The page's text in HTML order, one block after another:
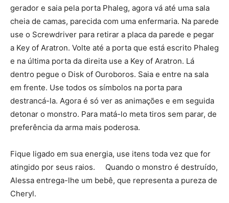
gerador e saia pela porta Phaleg, agora vá até uma sala
cheia de camas, parecida com uma enfermaria. Na parede
use o Screwdriver para retirar a placa da parede e pegar
a Key of Aratron. Volte até a porta que está escrito Phaleg
e na última porta da direita use a Key of Aratron. Lá
dentro pegue o Disk of Ouroboros. Saia e entre na sala
em frente. Use todos os símbolos na porta para
destrancá-la. Agora é só ver as animações e em seguida
detonar o monstro. Para matá-lo meta tiros sem parar, de
preferência da arma mais poderosa.
Fique ligado em sua energia, use itens toda vez que for
atingido por seus raios. Quando o monstro é destruído,
Alessa entrega-lhe um bebê, que representa a pureza de
Cheryl.